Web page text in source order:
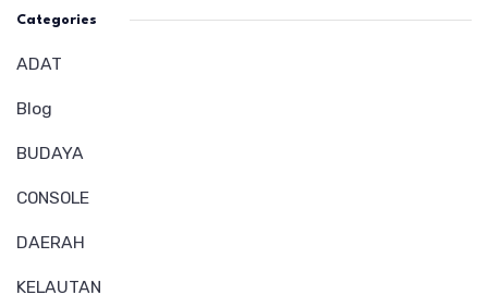
Categories
ADAT
Blog
BUDAYA
CONSOLE
DAERAH
KELAUTAN